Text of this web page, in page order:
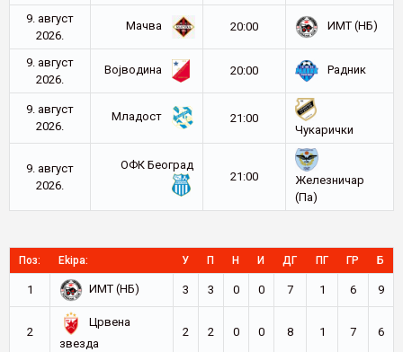
9. август
2026.
Мачва 20:00 ИМТ (НБ)
9. август
2026.
Војводина 20:00 Радник
9. август
2026.
Младост
21:00
Чукарички
9. август
2026.
ОФК Београд
21:00
Железничар
(Па)
Поз: Ekipa: У П Н И ДГ ПГ ГР Б
1 ИМТ (НБ) 3 3 0 0 7 1 6 9
2
Црвена
звезда
2 2 0 0 8 1 7 6